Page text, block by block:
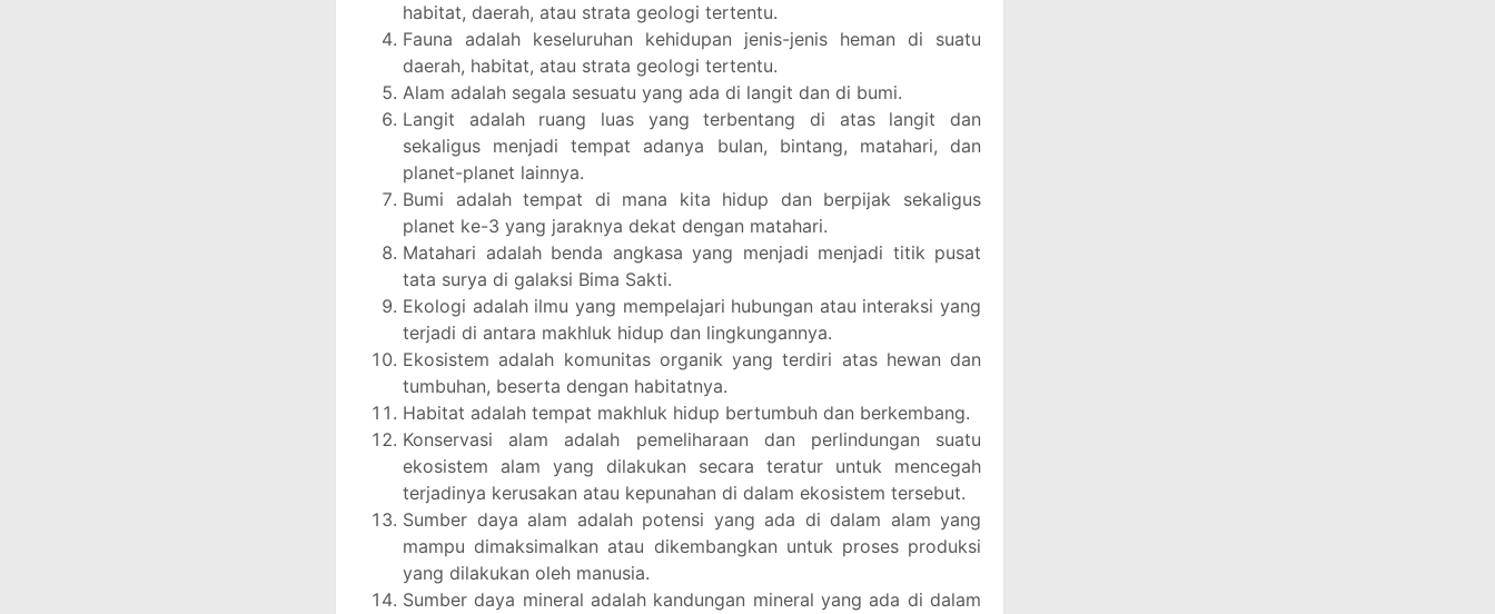
habitat, daerah, atau strata geologi tertentu.
Fauna adalah keseluruhan kehidupan jenis-jenis heman di suatu
daerah, habitat, atau strata geologi tertentu.
Alam adalah segala sesuatu yang ada di langit dan di bumi.
Langit adalah ruang luas yang terbentang di atas langit dan
sekaligus menjadi tempat adanya bulan, bintang, matahari, dan
planet-planet lainnya.
Bumi adalah tempat di mana kita hidup dan berpijak sekaligus
planet ke-3 yang jaraknya dekat dengan matahari.
Matahari adalah benda angkasa yang menjadi menjadi titik pusat
tata surya di galaksi Bima Sakti.
Ekologi adalah ilmu yang mempelajari hubungan atau interaksi yang
terjadi di antara makhluk hidup dan lingkungannya.
Ekosistem adalah komunitas organik yang terdiri atas hewan dan
tumbuhan, beserta dengan habitatnya.
Habitat adalah tempat makhluk hidup bertumbuh dan berkembang.
Konservasi alam adalah pemeliharaan dan perlindungan suatu
ekosistem alam yang dilakukan secara teratur untuk mencegah
terjadinya kerusakan atau kepunahan di dalam ekosistem tersebut.
Sumber daya alam adalah potensi yang ada di dalam alam yang
mampu dimaksimalkan atau dikembangkan untuk proses produksi
yang dilakukan oleh manusia.
Sumber daya mineral adalah kandungan mineral yang ada di dalam